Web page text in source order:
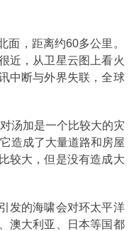
面，距离约60多公里。
近，从卫星云图上看火
中断与外界失联，全球
汤加是一个比较大的灾
造成了大量道路和房屋
较大，但是没有造成大
发的海啸会对环太平洋
澳大利亚、日本等国都